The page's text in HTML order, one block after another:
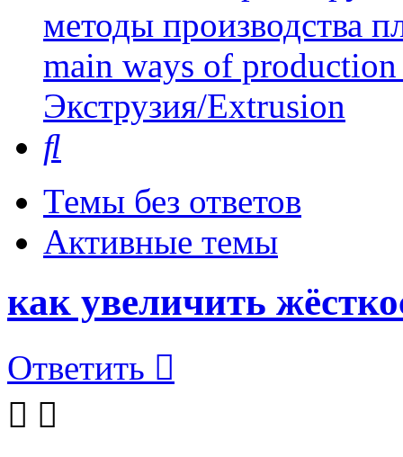
методы производства
main ways of
Экструзия/Extrusion
Темы без ответов
Активные темы
как увеличить
Ответить